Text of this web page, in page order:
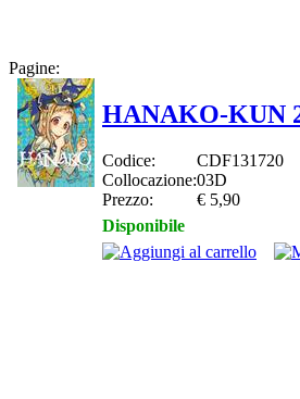
Pagine:
HANAKO-KUN
Codice:
CDF131720
Collocazione:03D
Prezzo:
€ 5,90
Disponibile